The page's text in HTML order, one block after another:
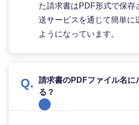
た請求書はPDF形式で保存
送サービスを通じて簡単に
ようになっています。
請求書のPDFファイル名に
る？